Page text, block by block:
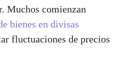
Muchos comienzan
bienes en divisas
fluctuaciones de precios